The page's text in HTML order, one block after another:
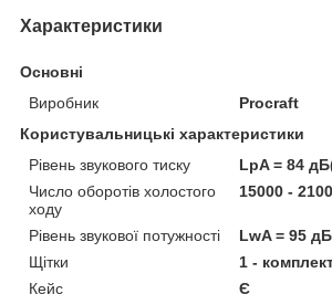
Характеристики
Основні
Виробник
Procraft
Користувальницькі характеристики
Рівень звукового тиску
LpA = 84
Число оборотів холостого
ходу
15000 -
Рівень звукової потужності
LwA = 95
Щітки
1 -
Кейс
Є